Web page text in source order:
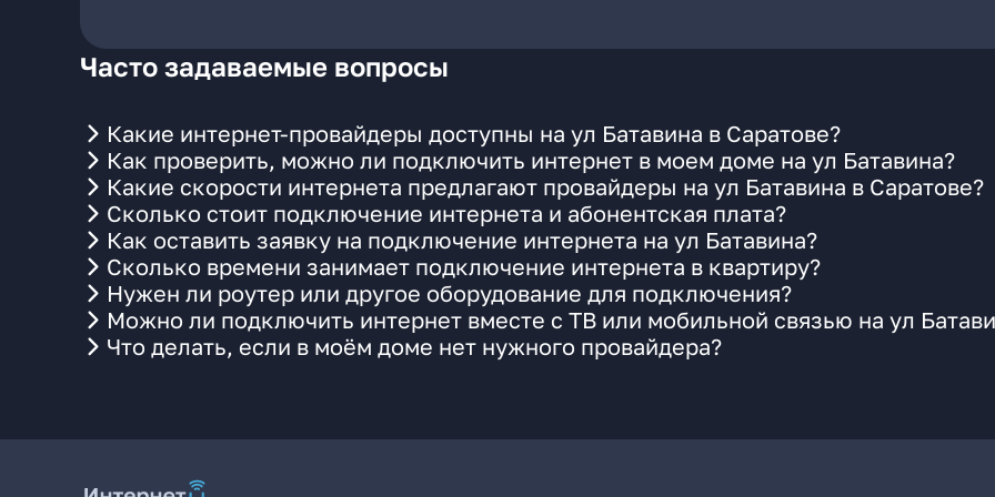
Часто задаваемые вопросы
Какие интернет-провайдеры доступны на ул Батавина в Саратове?
Как проверить, можно ли подключить интернет в моем доме на ул Батавина?
Какие скорости интернета предлагают провайдеры на ул Батавина в Саратове?
Сколько стоит подключение интернета и абонентская плата?
Как оставить заявку на подключение интернета на ул Батавина?
Сколько времени занимает подключение интернета в квартиру?
Нужен ли роутер или другое оборудование для подключения?
Можно ли подключить интернет вместе с ТВ или мобильной связью на ул
Что делать, если в моём доме нет нужного провайдера?